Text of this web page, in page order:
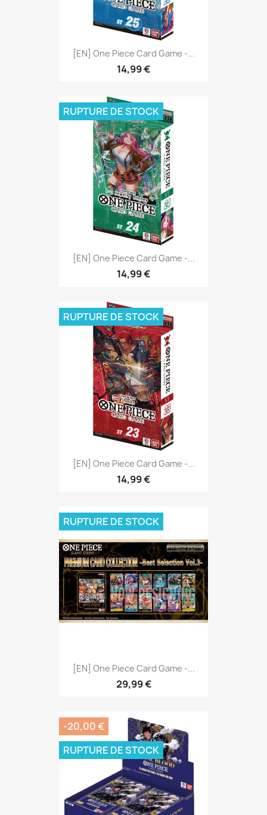
[EN] One Piece Card Game -...
14,99 €
[EN] One Piece Card Game -...
14,99 €
RUPTURE DE STOCK
[EN] One Piece Card Game -...
14,99 €
RUPTURE DE STOCK
[EN] One Piece Card Game -...
29,99 €
RUPTURE DE STOCK
-20,00 €
RUPTURE DE STOCK